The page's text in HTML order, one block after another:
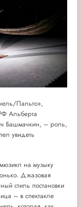
Пальто»,
Альберта
Башмачкин, – роль,
увидеть
мюзикл на музыку
Джазовая
стиль постановки
– в спектакле